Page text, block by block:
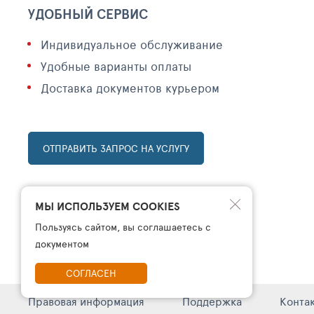
УДОБНЫЙ СЕРВИС
Индивидуальное обслуживание
Удобные варианты оплаты
Доставка документов курьером
ОТПРАВИТЬ ЗАПРОС НА УСЛУГУ
Правовая информация Поддержка
МЫ ИСПОЛЬЗУЕМ COOKIES
Пользуясь сайтом, вы соглашаетесь с
документом
СОГЛАСЕН